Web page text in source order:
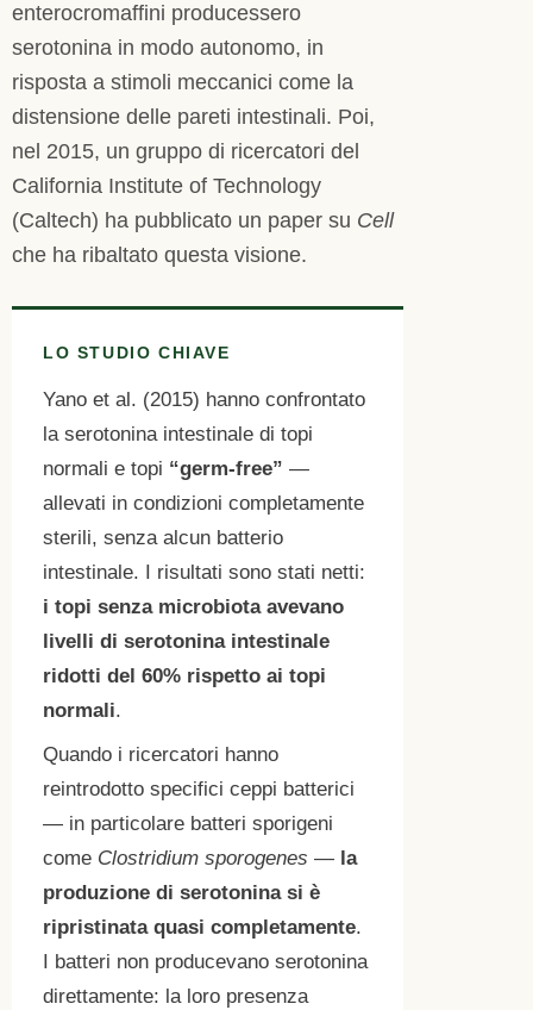
enterocromaffini producessero
serotonina in modo autonomo, in
risposta a stimoli meccanici come la
distensione delle pareti intestinali. Poi,
nel 2015, un gruppo di ricercatori del
California Institute of Technology
(Caltech) ha pubblicato un paper su Cell
che ha ribaltato questa visione.
LO STUDIO CHIAVE
Yano et al. (2015) hanno confrontato
la serotonina intestinale di topi
normali e topi “germ-free” —
allevati in condizioni completamente
sterili, senza alcun batterio
intestinale. I risultati sono stati netti:
i topi senza microbiota avevano
livelli di serotonina intestinale
ridotti del 60% rispetto ai topi
normali.
Quando i ricercatori hanno
reintrodotto specifici ceppi batterici
— in particolare batteri sporigeni
come Clostridium sporogenes — la
produzione di serotonina si è
ripristinata quasi completamente.
I batteri non producevano serotonina
direttamente: la loro presenza